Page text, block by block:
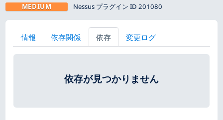
MEDIUM Nessus プラグイン ID 201080
情報 依存関係 依存 変更ログ
依存が見つかりません